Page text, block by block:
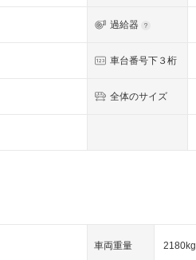
過給器
車台番号下３桁
全体のサイズ
車両重量 2180kg